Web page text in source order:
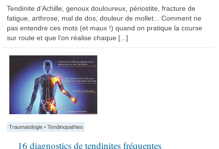
Tendinite d’Achille, genoux douloureux, périostite, fracture de
fatigue, arthrose, mal de dos, douleur de mollet... Comment ne
pas entendre ces mots (et maux !) quand on pratique la course
sur route et que l’on réalise chaque [...]
Traumatologie •Tendinopathies
16 diagnostics de tendinites fréquentes